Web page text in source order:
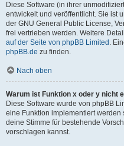
Diese Software (in ihrer
entwickelt und veröffentlicht. Sie ist
der GNU General Public License,
frei vertrieben werden. Weitere
auf der Seite von phpBB Limited .
phpBB.de zu finden.
Nach oben
Warum ist Funktion x oder y nicht
Diese Software wurde von phpBB
eine Funktion implementiert werden
deine Stimme für bestehende
vorschlagen kannst.